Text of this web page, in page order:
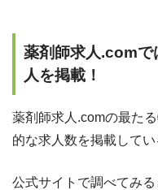
薬剤師求人.comで
人を掲載！
薬剤師求人.comの最た
的な求人数を掲載してい
公式サイトで調べてみ